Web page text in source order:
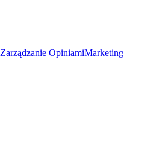
Zarządzanie OpiniamiMarketing